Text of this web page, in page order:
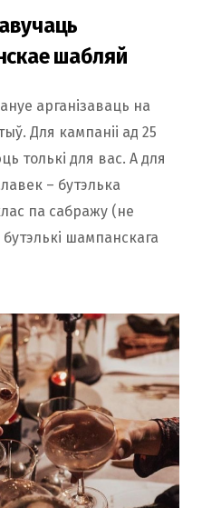
шабляй
арганізаваць на
Для кампаніі ад 25
толькі для вас. А для
– бутэлька
па сабражу (не
шампанскага